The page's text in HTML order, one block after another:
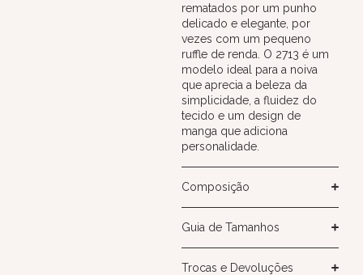
rematados por um punho
delicado e elegante, por
vezes com um pequeno
ruffle de renda. O 2713 é um
modelo ideal para a noiva
que aprecia a beleza da
simplicidade, a fluidez do
tecido e um design de
manga que adiciona
personalidade.
Composição
Guia de Tamanhos
Trocas e Devoluções